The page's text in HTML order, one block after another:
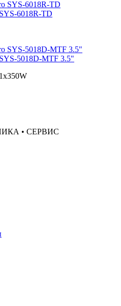
6018R-TD
5018D-MTF 3.5"
• СЕРВИС